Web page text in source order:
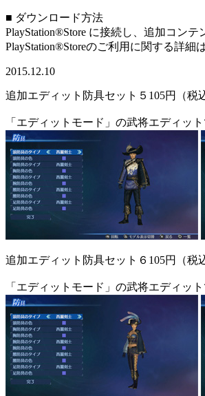
■ ダウンロード方法
PlayStation®Store に接続し、追加コン
PlayStation®Storeのご利用に関する詳細は
2015.12.10
追加エディット防具セット５ 105円（税
「エディットモード」の武将エディッ
追加エディット防具セット６ 105円（税
「エディットモード」の武将エディッ